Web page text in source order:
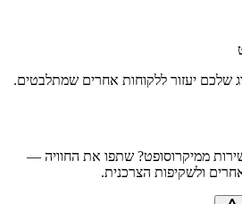
שלכם יעזור ללקוחות אחרים שמתלבטים.
ממיקרוסופט? שתפו את החוויה —
ולשקיפות הצרכנית.